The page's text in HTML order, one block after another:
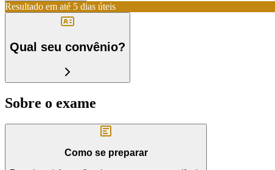
Resultado em até 5 dias úteis
Qual seu convênio?
Sobre o exame
Como se preparar